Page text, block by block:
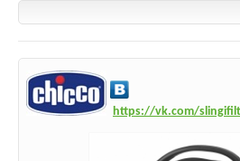
https://vk.com/slingifilt